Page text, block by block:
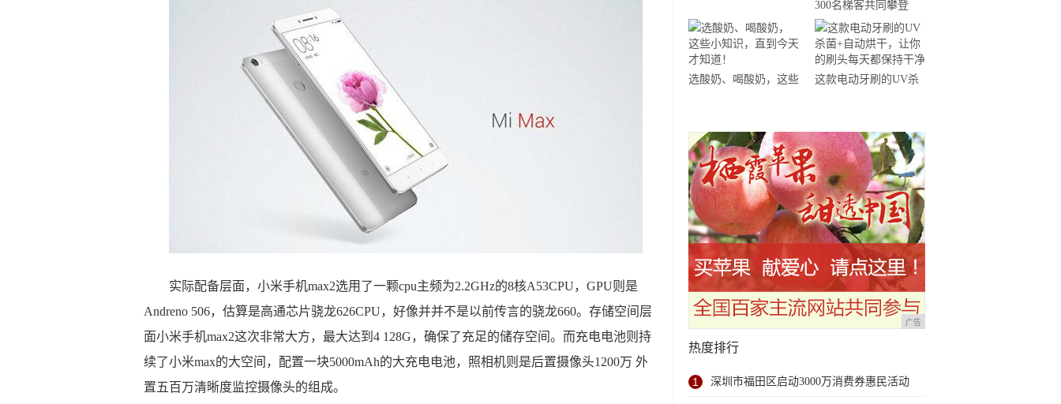
实际配备层面，小米手机max2选用了一颗cpu主频为2.2GHz的8核A53CPU，GPU则是
Andreno 506，估算是高通芯片骁龙626CPU，好像并并不是以前传言的骁龙660。存储空间层
面小米手机max2这次非常大方，最大达到4 128G，确保了充足的储存空间。而充电电池则持
续了小米max的大空间，配置一块5000mAh的大充电电池，照相机则是后置摄像头1200万 外
置五百万清晰度监控摄像头的组成。
市
300名梯客共同攀登
2019国际垂直马拉松超
级精英赛顺德海骏达中
心站欢乐开跑
选酸奶、喝酸奶，这些
这款电动牙刷的UV杀
广告
热度排行
1 深圳市福田区启动3000万消费券惠民活动